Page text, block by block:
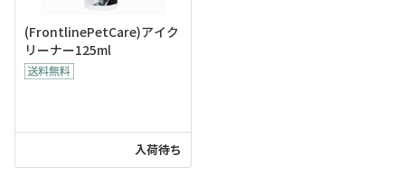
(FrontlinePetCare)アイク
リーナー125ml
入荷待ち